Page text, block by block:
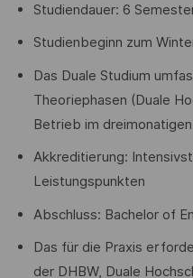
Studiendauer: 6
Studienbeginn zum
Das Duale Studium
Theoriephasen (Duale
Betrieb im
Akkreditierung:
Leistungspunkten
Abschluss: Bachelor of
Das für die Praxis
der DHBW, Duale